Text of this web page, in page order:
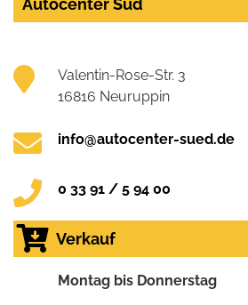
Autocenter Süd
Valentin-Rose-Str. 3
16816 Neuruppin
info@autocenter-sued.de
0 33 91 / 5 94 00
Verkauf
Montag bis Donnerstag